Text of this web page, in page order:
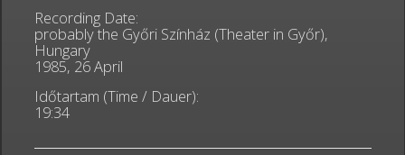
Recording Date:
probably the Győri Színház (Theater in Győr),
Hungary
1985, 26 April
Időtartam (Time / Dauer):
19:34